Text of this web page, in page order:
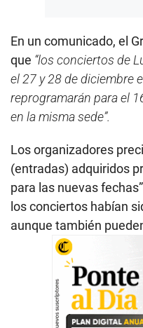
En un comunicado, el
que “los conciertos de
el 27 y 28 de diciembre
reprogramarán para el
en la misma sede”.
Los organizadores
(entradas) adquiridos
para las nuevas
los conciertos habían
aunque también